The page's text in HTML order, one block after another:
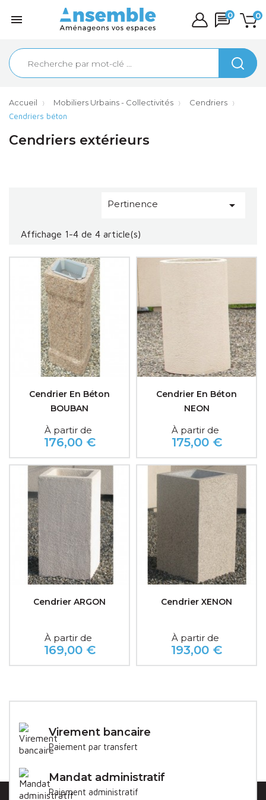
 0
0
Accueil Mobiliers Urbains - Collectivités
Cendriers
Cendriers béton
Cendriers extérieurs
Pertinence 
Affichage 1-4 de 4 article(s)
Cendrier En Béton
BOUBAN
Prix
À partir de
176,00 €
Cendrier En Béton
NEON
Prix
À partir de
175,00 €
Cendrier ARGON
Prix
À partir de
169,00 €
Cendrier XENON
Prix
À partir de
193,00 €
Virement bancaire
Paiement par transfert
Mandat administratif
Paiement administratif